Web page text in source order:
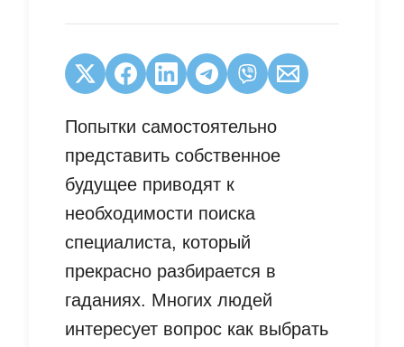
Попытки самостоятельно
представить собственное
будущее приводят к
необходимости поиска
специалиста, который
прекрасно разбирается в
гаданиях. Многих людей
интересует вопрос как выбрать